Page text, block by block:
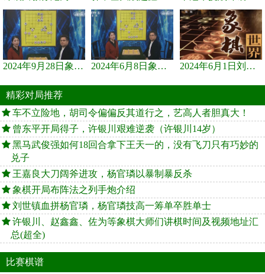
2024年9月28日象棋世界栏目，刘君、蒋川讲解了第九届杨官璘杯象棋... 2024年6月8日象棋世界，刘君、蒋川讲解了第九届杨官璘杯全国象棋... 2024年6月1日刘君、蒋川讲解第三届上海杯象棋大师赛谢靖与李少庚...
精彩对局推荐
车不立险地，胡司令偏偏反其道行之，艺高人者胆真大！
曾东平开局得子，许银川艰难逆袭（许银川14岁）
黑马武俊强如何18回合拿下王天一的，没有飞刀只有巧妙的
兑子
王嘉良大刀阔斧进攻，杨官璘以暴制暴反杀
象棋开局布阵法之列手炮介绍
刘世镇血拼杨官璘，杨官璘技高一筹单卒胜单士
许银川、赵鑫鑫、佐为等象棋大师们讲棋时间及视频地址汇
总(超全)
比赛棋谱